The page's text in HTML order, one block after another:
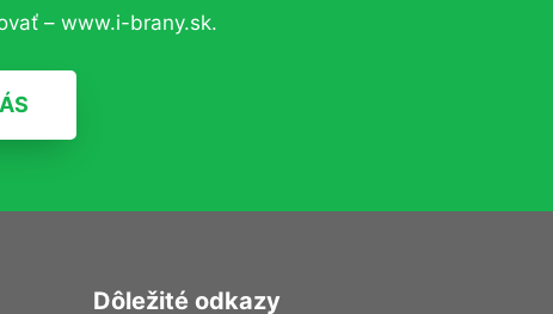
– www.i-brany.sk.
Dôležité odkazy